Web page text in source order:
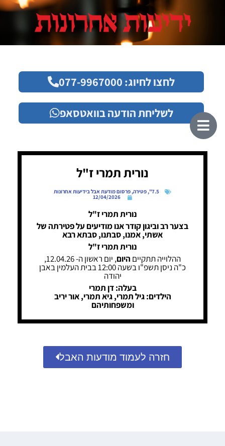
לחצו לחיוג: 077-9967000
לשליחת הודעה בוואטסאפ
נורית תמרי ז"ל
7.5"
,פטירה,פרסום מודעת אבל בידיעות אחרונות
12/04/2026
נורית תמרי ז"ל
בצער רב וביגון קודר אנו מודיעים על פטירתה של
אשתי, אמנו, סבתנו, סבתא רבא
נורית תמרי ז"ל
ההלוייה תתקיים היום, יום ראשון ה- 12.04.26,
כ"ה ניסן תשפ"ו בשעה 12:00 בבית העלמין באבן
יהודה
בעלה: דן תמרי
הילדים: גיל תמרי, גיא תמרי, אור יריב
ומשפחותיהם
חזרה לעמוד מודעות האבל